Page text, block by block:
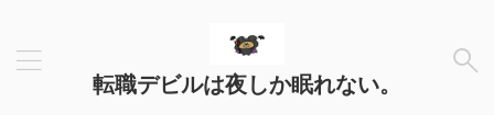
転職デビルは夜しか眠れない。